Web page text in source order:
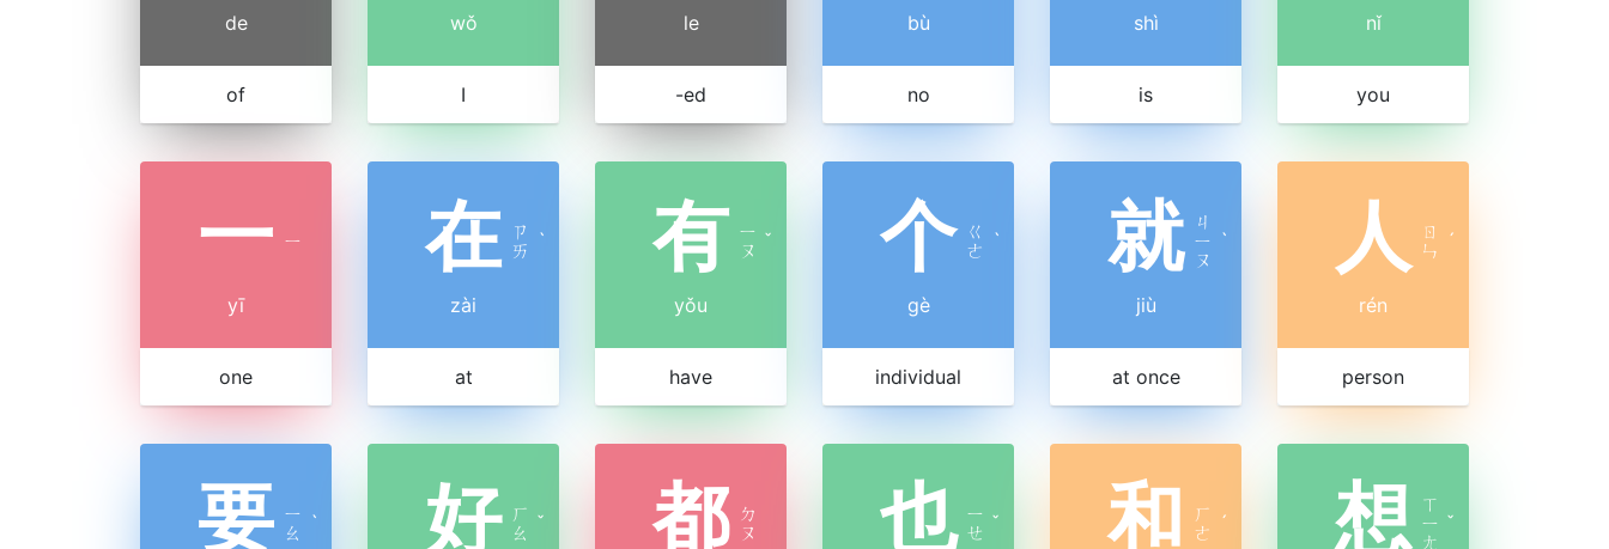
de
of
wǒ
I
le
-ed
bù
no
shì
is
nǐ
you
一 ㄧ
yī
one
在 ㄗ
ㄞ ˋ
zài
at
有 ㄧ
ㄡ ˇ
yǒu
have
个 ㄍ
ㄜ ˋ
gè
individual
就 ㄐ
ㄧ
ㄡ
ˋ
jiù
at once
人
ㄖ
ㄣ ˊ
rén
person
要 ㄧ
ㄠ ˋ 好 ㄏ
ㄠ ˇ 都 ㄉ
ㄡ
也 ㄧ
ㄝ ˇ 和
ㄏ
ㄜ ˊ 想 ㄒ
ㄧ
ㄤ
ˇ